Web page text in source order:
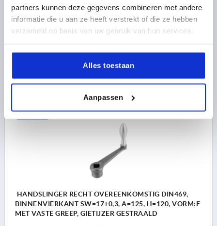
partners kunnen deze gegevens combineren met andere
informatie die u aan ze heeft verstrekt of die ze hebben
verzameld op basis van uw gebruik van hun services.
Alles toestaan
Aanpassen
SLEUTELWIJDTE=14+0,3
HOOGTE=120
ASAFSTAND=125
D1=34 H3=40 H2=34
VORM=F
GREEPHOOGTE=80
DIAMETER HANDGREEP=25
excl. BTW
plus verzendkosten
K0685 F
HANDSLINGER RECHT OVEREENKOMSTIG DIN469,
BINNENVIERKANT SW=17+0,3, A=125, H=120, VORM:F
MET VASTE GREEP, GIETIJZER GESTRAALD